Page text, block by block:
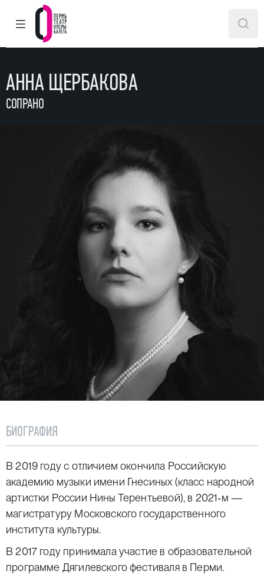
ГЛАВНОЕ МЕНЮ
Пермский театр оперы и балета
АННА ЩЕРБАКОВА
СОПРАНО
БИОГРАФИЯ
В 2019 году с отличием окончила Российскую
академию музыки имени Гнесиных (класс народной
артистки России Нины Терентьевой), в 2021‑м —
магистратуру Московского государственного
института культуры.
В 2017 году принимала участие в образовательной
программе Дягилевского фестиваля в Перми.